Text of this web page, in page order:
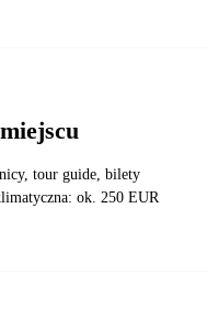
tour guide, bilety
ok. 250 EUR